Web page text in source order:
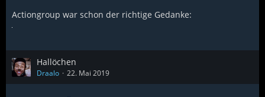
Actiongroup war schon der richtige Gedanke:
Hallöchen
Draalo 22. Mai 2019